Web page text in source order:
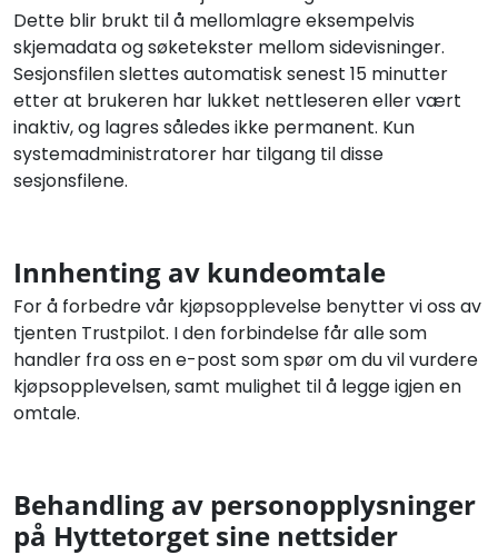
Dette blir brukt til å mellomlagre eksempelvis
skjemadata og søketekster mellom sidevisninger.
Sesjonsfilen slettes automatisk senest 15 minutter
etter at brukeren har lukket nettleseren eller vært
inaktiv, og lagres således ikke permanent. Kun
systemadministratorer har tilgang til disse
sesjonsfilene.
Innhenting av kundeomtale
For å forbedre vår kjøpsopplevelse benytter vi oss av
tjenten Trustpilot. I den forbindelse får alle som
handler fra oss en e-post som spør om du vil vurdere
kjøpsopplevelsen, samt mulighet til å legge igjen en
omtale.
Behandling av personopplysninger
på Hyttetorget sine nettsider